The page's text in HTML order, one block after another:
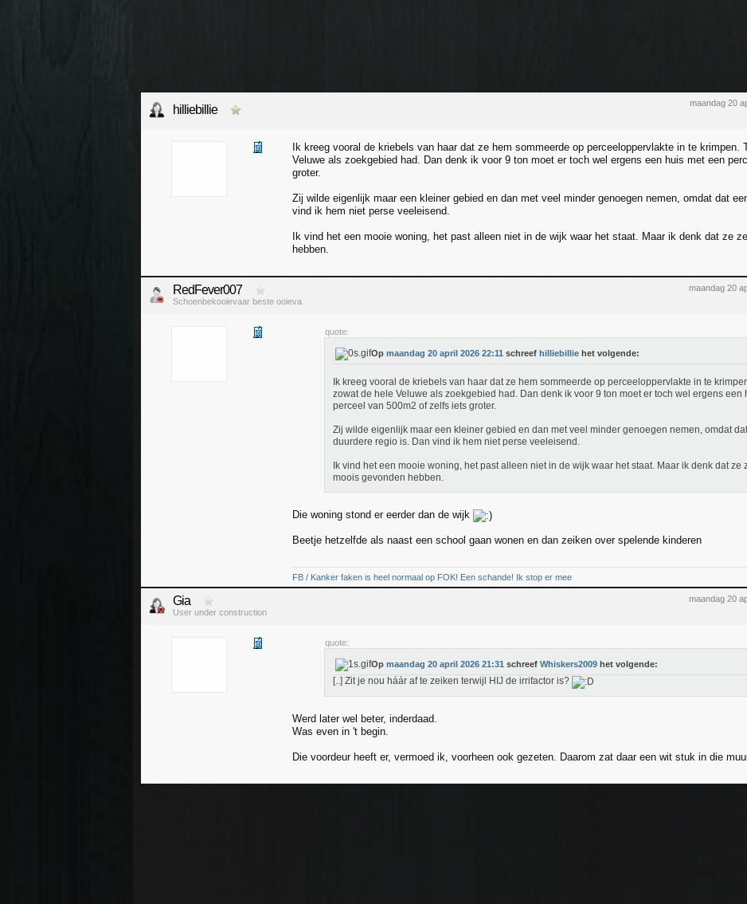
maandag 20
hilliebillie
Ik kreeg vooral de kriebels van haar dat ze hem sommeerde op perceeloppervlakte in te krimpen.
Veluwe als zoekgebied had. Dan denk ik voor 9 ton moet er toch wel ergens een huis met een
groter.
Zij wilde eigenlijk maar een kleiner gebied en dan met veel minder genoegen nemen, omdat dat
vind ik hem niet perse veeleisend.
Ik vind het een mooie woning, het past alleen niet in de wijk waar het staat. Maar ik denk dat ze
hebben.
maandag 20
RedFever007
Schoenbekooievaar beste ooieva
quote:
Op maandag 20 april 2026 22:11 schreef hilliebillie het volgende:
Ik kreeg vooral de kriebels van haar dat ze hem sommeerde op perceeloppervlakte in te
zowat de hele Veluwe als zoekgebied had. Dan denk ik voor 9 ton moet er toch wel ergens een
perceel van 500m2 of zelfs iets groter.
Zij wilde eigenlijk maar een kleiner gebied en dan met veel minder genoegen nemen, omdat
duurdere regio is. Dan vind ik hem niet perse veeleisend.
Ik vind het een mooie woning, het past alleen niet in de wijk waar het staat. Maar ik denk dat ze
moois gevonden hebben.
Die woning stond er eerder dan de wijk
Beetje hetzelfde als naast een school gaan wonen en dan zeiken over spelende kinderen
FB / Kanker faken is heel normaal op FOK! Een schande! Ik stop er mee
maandag 20
Gia
User under construction
quote:
Op maandag 20 april 2026 21:31 schreef Whiskers2009 het volgende:
[..] Zit je nou háár af te zeiken terwijl HIJ de irrifactor is?
Werd later wel beter, inderdaad.
Was even in 't begin.
Die voordeur heeft er, vermoed ik, voorheen ook gezeten. Daarom zat daar een wit stuk in die